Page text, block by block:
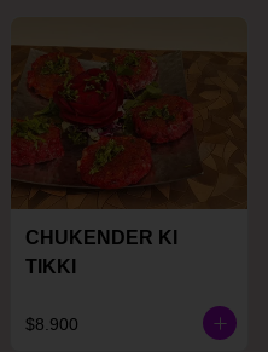
CHUKENDER KI
TIKKI
$8.900